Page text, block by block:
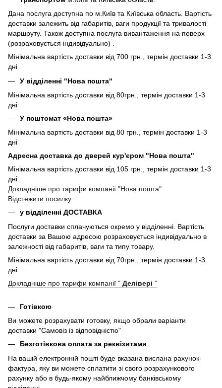
Дана послуга доступна по м.Київ та Київська область. Вартість
доставки залежить від габаритів, ваги продукції та тривалості
маршруту. Також доступна послуга вивантаження на поверх
(розраховується індивідуально) .
Мінімальна вартість доставки від 700 грн., термін доставки 1-3
дні
У відділенні "Нова пошта"
Мінімальна вартість доставки від 80грн., термін доставки 1-3
дні
У поштомат «Нова пошта»
Мінімальна вартість доставки від 80 грн., термін доставки 1-3
дні
Адресна доставка до дверей кур'єром "Нова пошта"
Мінімальна вартість доставки від 105 грн., термін доставки 1-3
дні
Докладніше про тарифи компанії "Нова пошта"
Відстежити посилку
у відділенні ДОСТАВКА
Послуги доставки сплачуються окремо у відділенні. Вартість
доставки за Вашою адресою розраховується індивідуально в
залежності від габаритів, ваги та типу товару.
Мінімальна вартість доставки від 70грн., термін доставки 1-3
дні
Докладніше про тарифи компанії " Делівері "
Готівкою
Ви можете розрахувати готовку, якщо обрали варіанти
доставки "Самовіз із відповідністю"
Безготівкова оплата за реквізитами
На вашій електронній пошті буде вказана вислана рахунок-
фактура, яку ви можете сплатити зі свого розрахункового
рахунку або в будь-якому найближчому банківському